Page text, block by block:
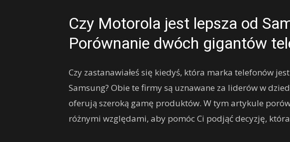
Czy Motorola jest lepsza od
Porównanie dwóch gigantów
Czy zastanawiałeś się kiedyś, która marka telefonów
Samsung? Obie te firmy są uznawane za liderów w
oferują szeroką gamę produktów. W tym artykule
różnymi względami, aby pomóc Ci podjąć decyzję,